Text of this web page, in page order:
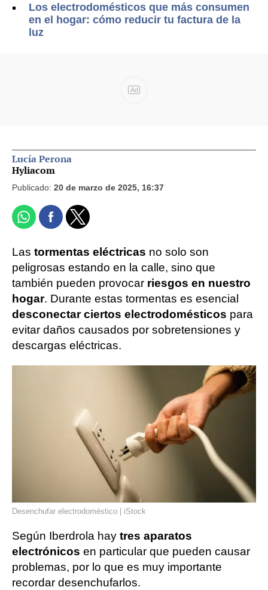
Los electrodomésticos que más consumen
en el hogar: cómo reducir tu factura de la
luz
Ad
Lucía Perona
Hyliacom
Publicado: 20 de marzo de 2025, 16:37
Las tormentas eléctricas no solo son
peligrosas estando en la calle, sino que
también pueden provocar riesgos en nuestro
hogar. Durante estas tormentas es esencial
desconectar ciertos electrodomésticos para
evitar daños causados por sobretensiones y
descargas eléctricas.
Desenchufar electrodoméstico | iStock
Según Iberdrola hay tres aparatos
electrónicos en particular que pueden causar
problemas, por lo que es muy importante
recordar desenchufarlos.